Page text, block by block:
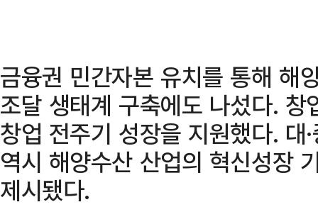
금융권 민간자본 유치를 통해 해
조달 생태계 구축에도 나섰다.
창업 전주기 성장을 지원했다. 대
역시 해양수산 산업의 혁신성장
제시됐다.